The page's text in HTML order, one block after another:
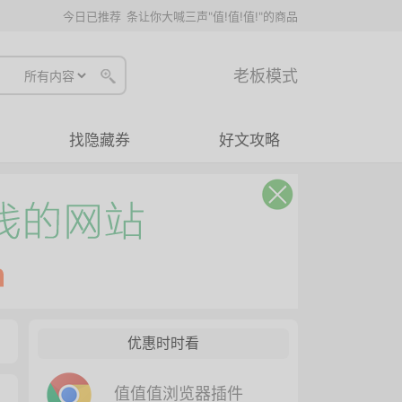
今日已推荐 条让你大喊三声"值!值!值!"的商品
老板模式
找隐藏券 好文攻略
优惠时时看
值值值浏览器插件